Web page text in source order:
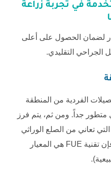
في تجربة زراعة
لضمان الحصول على أعلى
الجراحي التقليدي.
الفردية من المنطقة
جداً. ومن ثم، يتم فرز
تعاني من الصلع الوراثي
, فإن تقنية FUE هي المعيار